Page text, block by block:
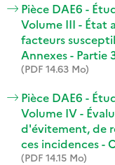
Pièce DAE6 -
Volume III - État
facteurs
Annexes - Partie
(PDF 14.63 Mo)
Pièce DAE6 -
Volume IV -
d'évitement, de
ces incidences -
(PDF 14.15 Mo)